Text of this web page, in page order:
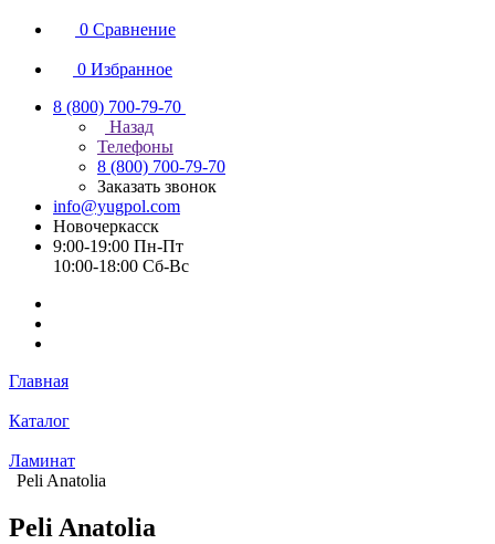
0 Сравнение
0 Избранное
8 (800) 700-79-70
Назад
Телефоны
8 (800) 700-79-70
Заказать звонок
info@yugpol.com
Новочеркаcск
9:00-19:00 Пн-Пт
10:00-18:00 Cб-Вс
Главная
Каталог
Ламинат
Peli Anatolia
Peli Anatolia